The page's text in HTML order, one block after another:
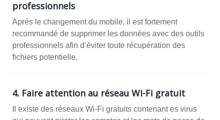
professionnels
Après le changement du mobile, il est fortement
recommandé de supprimer les données avec des outils
professionnels afin d’éviter toute récupération des
fichiers potentielle.
4. Faire attention au réseau Wi-Fi gratuit
Il existe des réseaux Wi-Fi gratuits contenant es virus